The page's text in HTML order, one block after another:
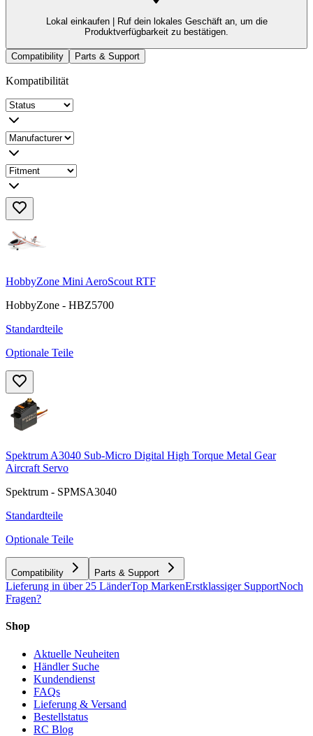
Lokal einkaufen |
Ruf dein lokales Geschäft an, um die
Produktverfügbarkeit zu bestätigen.
Compatibility Parts & Support
Kompatibilität
HobbyZone Mini AeroScout RTF
HobbyZone - HBZ5700
Standardteile
Optionale Teile
Spektrum A3040 Sub-Micro Digital High Torque Metal Gear
Aircraft Servo
Spektrum - SPMSA3040
Standardteile
Optionale Teile
Compatibility Parts & Support
Lieferung in über 25 LänderTop MarkenErstklassiger SupportNoch
Fragen?
Shop
Aktuelle Neuheiten
Händler Suche
Kundendienst
FAQs
Lieferung & Versand
Bestellstatus
RC Blog